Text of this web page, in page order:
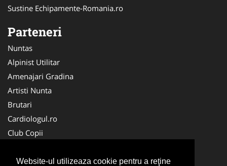
Website-ul utilizeaza cookie pentru a reţine
Sustine Echipamente-Romania.ro
Parteneri
Nuntas
Alpinist Utilitar
Amenajari Gradina
Artisti Nunta
Brutari
Cardiologul.ro
Club Copii
Ambalaje Romania